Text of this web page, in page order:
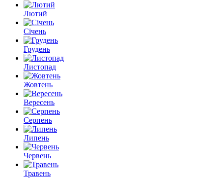
Лютий
Січень
Грудень
Листопад
Жовтень
Вересень
Серпень
Липень
Червень
Травень